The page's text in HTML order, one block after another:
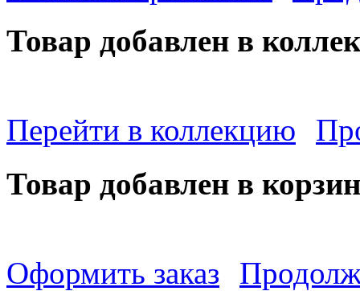
Товар добавлен в
Перейти в коллекцию
Товар добавлен в
Оформить заказ